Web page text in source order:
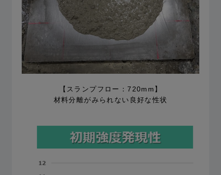
【スランプフロー：720mm】
材料分離がみられない良好な性状